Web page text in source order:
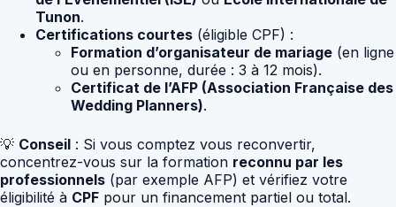
Tunon.
Certifications courtes (éligible CPF) :
Formation d’organisateur de mariage (en ligne
ou en personne, durée : 3 à 12 mois).
Certificat de l’AFP (Association Française des
Wedding Planners).
💡 Conseil : Si vous comptez vous reconvertir,
concentrez-vous sur la formation reconnu par les
professionnels (par exemple AFP) et vérifiez votre
éligibilité à CPF pour un financement partiel ou total.